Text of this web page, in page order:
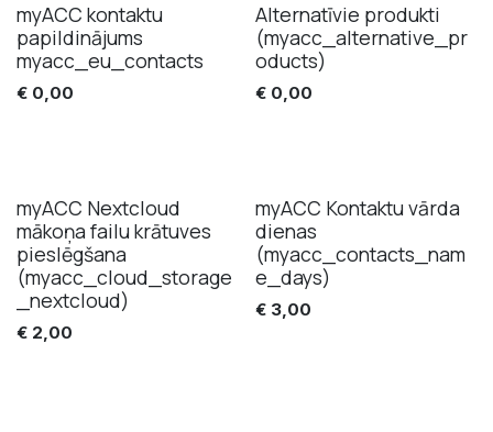
myACC kontaktu
papildinājums
myacc_eu_contacts
€ 0,00
Alternatīvie produkti
(myacc_alternative_pr
oducts)
€ 0,00
myACC Nextcloud
mākoņa failu krātuves
pieslēgšana
(myacc_cloud_storage
_nextcloud)
€ 2,00
myACC Kontaktu vārda
dienas
(myacc_contacts_nam
e_days)
€ 3,00